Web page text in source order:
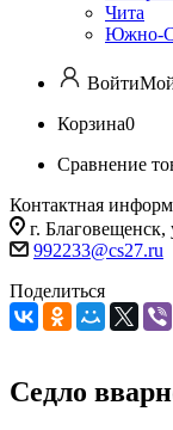
Чита
Южно-
Войти
Корзина0
Сравнение
Контактная
г. Благовещенск,
992233@cs27.ru
Поделиться
Седло